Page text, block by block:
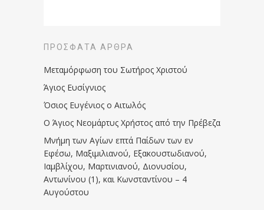
ΠΡΌΣΦΑΤΑ ΆΡΘΡΑ
Μεταμόρφωση του Σωτήρος Χριστού
Άγιος Ευσίγνιος
Όσιος Ευγένιος ο Αιτωλός
Ο Άγιος Νεομάρτυς Χρήστος από την Πρέβεζα
Μνήμη των Aγίων επτά Παίδων των εν
Eφέσω, Mαξιμιλιανού, Eξακουστωδιανού,
Iαμβλίχου, Mαρτινιανού, Διονυσίου,
Aντωνίνου (1), και Kωνσταντίνου – 4
Αυγούστου